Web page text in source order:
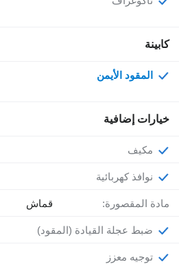
كابينة
المقود الأيمن
خيارات إضافية
مكيف
نوافذ كهربائية
مادة المقصورة: قماش
ضبط عجلة القيادة (المقود)
توجيه معزز